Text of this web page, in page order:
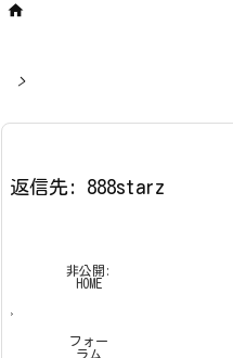

>
返信先: 888starz
非公開:
HOME
›
フォー
ラム